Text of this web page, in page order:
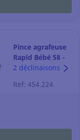
Pince agrafeuse
Rapid Bébé 58 -
capacité 15
2 déclinaisons
Ref: 454.224